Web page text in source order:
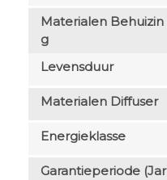
Materialen Behuizin
G
Levensduur
Materialen Diffuser
Energieklasse
Garantieperiode (jar